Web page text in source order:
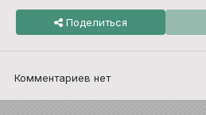
Поделиться
Комментариев нет